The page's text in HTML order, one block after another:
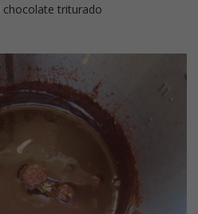
chocolate triturado